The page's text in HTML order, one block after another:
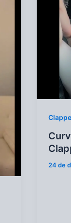
24 de